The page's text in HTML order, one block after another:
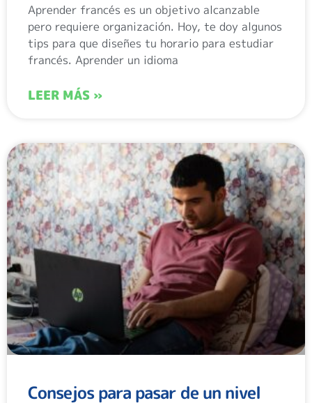
Aprender francés es un objetivo alcanzable
pero requiere organización. Hoy, te doy algunos
tips para que diseñes tu horario para estudiar
francés. Aprender un idioma
LEER MÁS »
Consejos para pasar de un nivel